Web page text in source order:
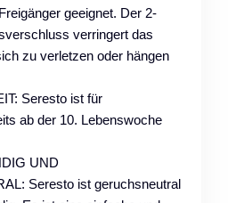
geeignet. Der 2-
verringert das
zu verletzen oder hängen
Seresto ist für
ab der 10. Lebenswoche
UND
Seresto ist geruchsneutral